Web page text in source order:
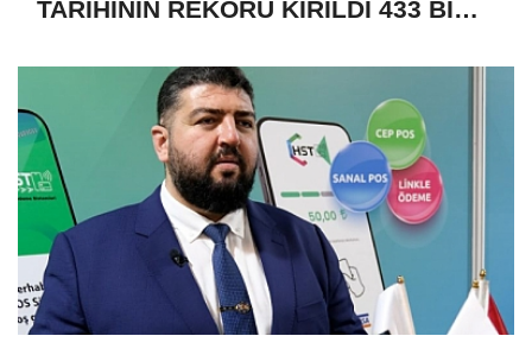
TARİHİNİN REKORU KIRILDI 433 BİN